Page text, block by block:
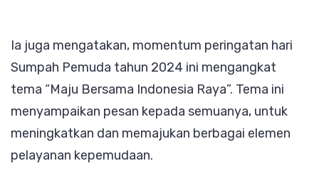
Ia juga mengatakan, momentum peringatan hari
Sumpah Pemuda tahun 2024 ini mengangkat
tema “Maju Bersama Indonesia Raya”. Tema ini
menyampaikan pesan kepada semuanya, untuk
meningkatkan dan memajukan berbagai elemen
pelayanan kepemudaan.